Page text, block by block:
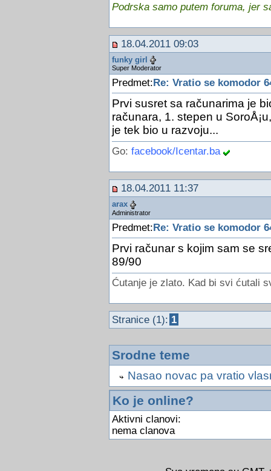
Podrska samo putem foruma, jer
18.04.2011 09:03
funky girl
Super Moderator
Predmet: Re: Vratio se komodor
Prvi susret sa računarima je
računara, 1. stepen u
je tek bio u razvoju...
Go: facebook/Icentar.ba
18.04.2011 11:37
arax
Administrator
Predmet:Re: Vratio se komodor
Prvi računar s kojim sam se
89/90
Ćutanje je zlato. Kad bi svi ćutali
Stranice (1): 1
Srodne teme
Nasao novac pa vratio
Ko je online?
Aktivni clanovi:
nema clanova